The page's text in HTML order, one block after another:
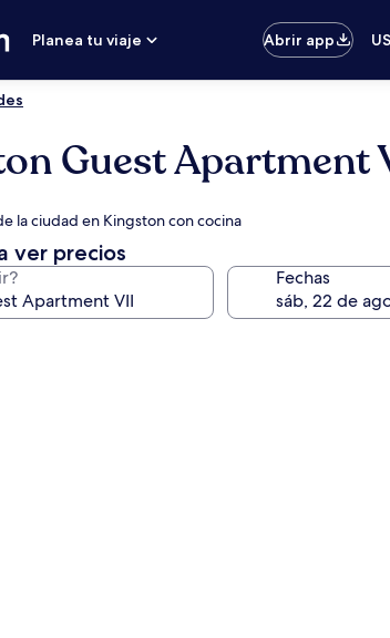
Planea tu viaje
Abrir app
Guest Apartment
la ciudad en Kingston con cocina
ver precios
Fechas